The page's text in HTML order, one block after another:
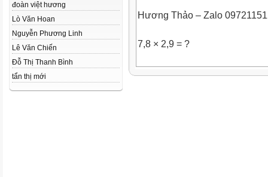
đoàn việt hương
Lò Văn Hoan
Nguyễn Phương Linh
Lê Văn Chiến
Đỗ Thị Thanh Bình
tẩn thị mới
Hương Thảo – Zalo
7,8 × 2,9 = ?